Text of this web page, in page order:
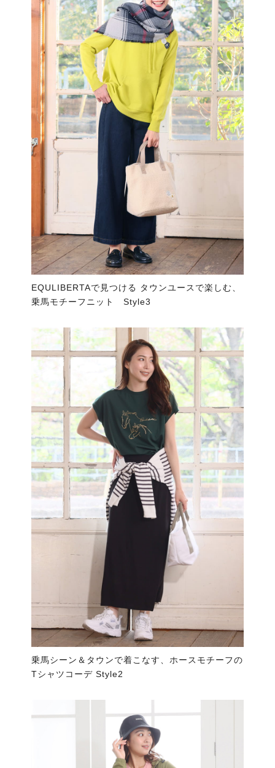
EQULIBERTAで見つける タウンユースで楽しむ、
乗馬モチーフニット Style3
乗馬シーン＆タウンで着こなす、ホースモチーフの
Tシャツコーデ Style2